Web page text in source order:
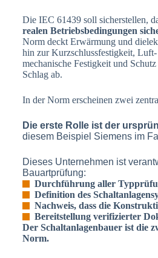
Die IEC 61439 soll sicherstellen,
realen Betriebsbedingungen
Norm deckt Erwärmung und
hin zur Kurzschlussfestigkeit,
mechanische Festigkeit und
Schlag ab.
In der Norm erscheinen zwei
Die erste Rolle ist der
diesem Beispiel Siemens im
Dieses Unternehmen ist
Bauartprüfung:
Durchführung aller
Definition des
Nachweis, dass die
Bereitstellung verifizierter
Der Schaltanlagenbauer ist die
Norm.